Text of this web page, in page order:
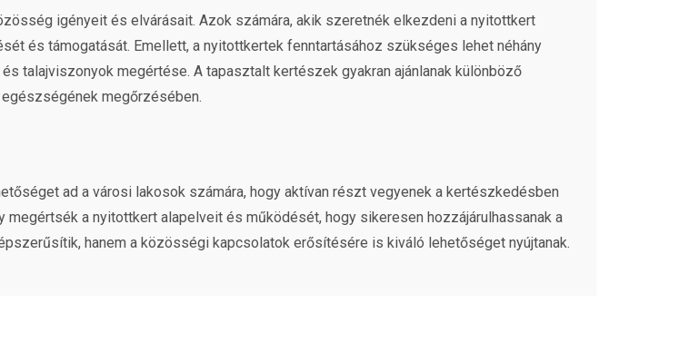
igényeit és elvárásait. Azok számára, akik szeretnék elkezdeni a nyitottkert
és támogatását. Emellett, a nyitottkertek fenntartásához szükséges lehet néhány
talajviszonyok megértése. A tapasztalt kertészek gyakran ajánlanak különböző
megőrzésében.
ad a városi lakosok számára, hogy aktívan részt vegyenek a kertészkedésben
a nyitottkert alapelveit és működését, hogy sikeresen hozzájárulhassanak a
hanem a közösségi kapcsolatok erősítésére is kiváló lehetőséget nyújtanak.